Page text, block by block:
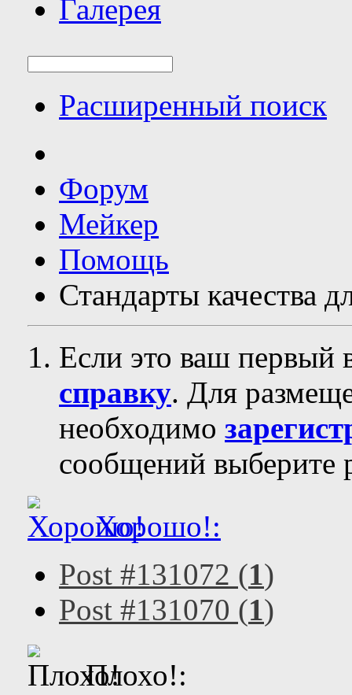
Галерея
Расширенный поиск
Форум
Мейкер
Помощь
Стандарты качества
Если это ваш первый
справку. Для
необходимо
сообщений выберите
Хорошо!:
Post #131072 (1)
Post #131070 (1)
Плохо!: